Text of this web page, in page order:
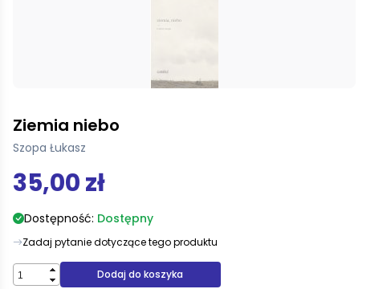
Ziemia niebo
Szopa Łukasz
35,00 zł
Dostępność: Dostępny
Zadaj pytanie dotyczące tego produktu
Dodaj do koszyka